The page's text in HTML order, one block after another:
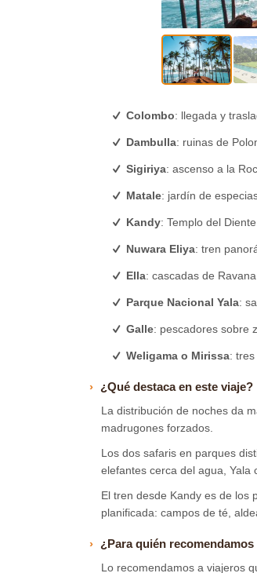
Colombo: llegada y
Dambulla: ruinas de
Sigiriya: ascenso a la
Matale: jardín de
Kandy: Templo del
Nuwara Eliya: tren
Ella: cascadas de
Parque Nacional Yala:
Galle: pescadores sobre
Weligama o Mirissa:
¿Qué destaca en este viaje?
La distribución de noches da
madrugones forzados.
Los dos safaris en parques
elefantes cerca del agua, Yala
El tren desde Kandy es de los
planificada: campos de té,
¿Para quién recomendamos
Lo recomendamos a viajeros